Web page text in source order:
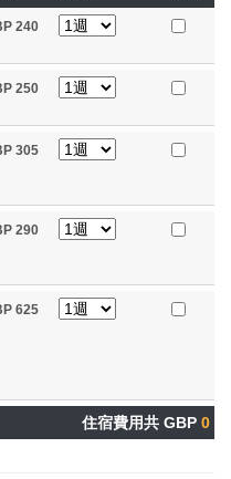
240
250
305
290
625
住宿費用共 GBP 0